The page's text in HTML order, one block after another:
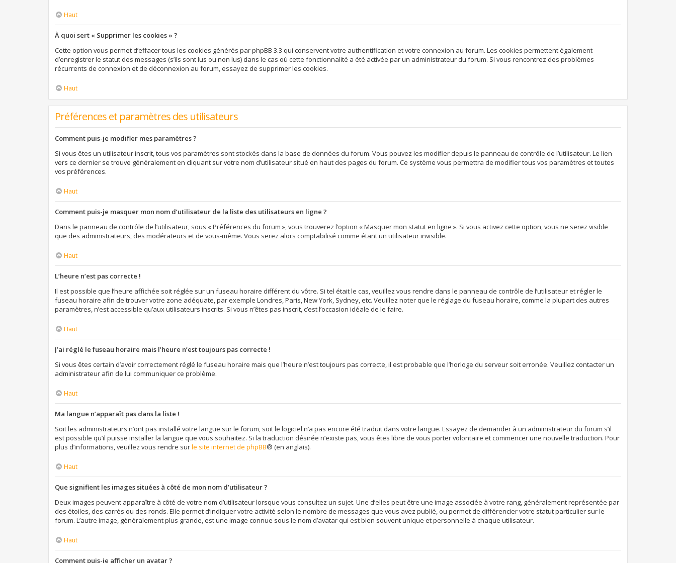
Haut
À quoi sert « Supprimer les cookies » ?
Cette option vous permet d’effacer tous les cookies générés par phpBB 3.3 qui conservent votre authentification et votre connexion au forum. Les cookies permettent également
d’enregistrer le statut des messages (s’ils sont lus ou non lus) dans le cas où cette fonctionnalité a été activée par un administrateur du forum. Si vous rencontrez des problèmes
récurrents de connexion et de déconnexion au forum, essayez de supprimer les cookies.
Haut
Préférences et paramètres des utilisateurs
Comment puis-je modifier mes paramètres ?
Si vous êtes un utilisateur inscrit, tous vos paramètres sont stockés dans la base de données du forum. Vous pouvez les modifier depuis le panneau de contrôle de l’utilisateur. Le lien
vers ce dernier se trouve généralement en cliquant sur votre nom d’utilisateur situé en haut des pages du forum. Ce système vous permettra de modifier tous vos paramètres et toutes
vos préférences.
Haut
Comment puis-je masquer mon nom d’utilisateur de la liste des utilisateurs en ligne ?
Dans le panneau de contrôle de l’utilisateur, sous « Préférences du forum », vous trouverez l’option « Masquer mon statut en ligne ». Si vous activez cette option, vous ne serez visible
que des administrateurs, des modérateurs et de vous-même. Vous serez alors comptabilisé comme étant un utilisateur invisible.
Haut
L’heure n’est pas correcte !
Il est possible que l’heure affichée soit réglée sur un fuseau horaire différent du vôtre. Si tel était le cas, veuillez vous rendre dans le panneau de contrôle de l’utilisateur et régler le
fuseau horaire afin de trouver votre zone adéquate, par exemple Londres, Paris, New York, Sydney, etc. Veuillez noter que le réglage du fuseau horaire, comme la plupart des autres
paramètres, n’est accessible qu’aux utilisateurs inscrits. Si vous n’êtes pas inscrit, c’est l’occasion idéale de le faire.
Haut
J’ai réglé le fuseau horaire mais l’heure n’est toujours pas correcte !
Si vous êtes certain d’avoir correctement réglé le fuseau horaire mais que l’heure n’est toujours pas correcte, il est probable que l’horloge du serveur soit erronée. Veuillez contacter un
administrateur afin de lui communiquer ce problème.
Haut
Ma langue n’apparaît pas dans la liste !
Soit les administrateurs n’ont pas installé votre langue sur le forum, soit le logiciel n’a pas encore été traduit dans votre langue. Essayez de demander à un administrateur du forum s’il
est possible qu’il puisse installer la langue que vous souhaitez. Si la traduction désirée n’existe pas, vous êtes libre de vous porter volontaire et commencer une nouvelle traduction. Pour
plus d’informations, veuillez vous rendre surle site internet de phpBB® (en anglais).
Haut
Que signifient les images situées à côté de mon nom d’utilisateur ?
Deux images peuvent apparaître à côté de votre nom d’utilisateur lorsque vous consultez un sujet. Une d’elles peut être une image associée à votre rang, généralement représentée par
des étoiles, des carrés ou des ronds. Elle permet d’indiquer votre activité selon le nombre de messages que vous avez publié, ou permet de différencier votre statut particulier sur le
forum. L’autre image, généralement plus grande, est une image connue sous le nom d’avatar qui est bien souvent unique et personnelle à chaque utilisateur.
Haut
Comment puis-je afficher un avatar ?